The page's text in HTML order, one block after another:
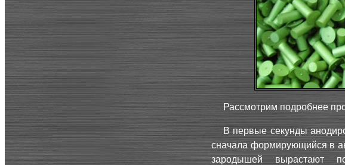
Рассмотрим подробнее
В первые секунды
сначала формирующийся в
зародышей вырастают